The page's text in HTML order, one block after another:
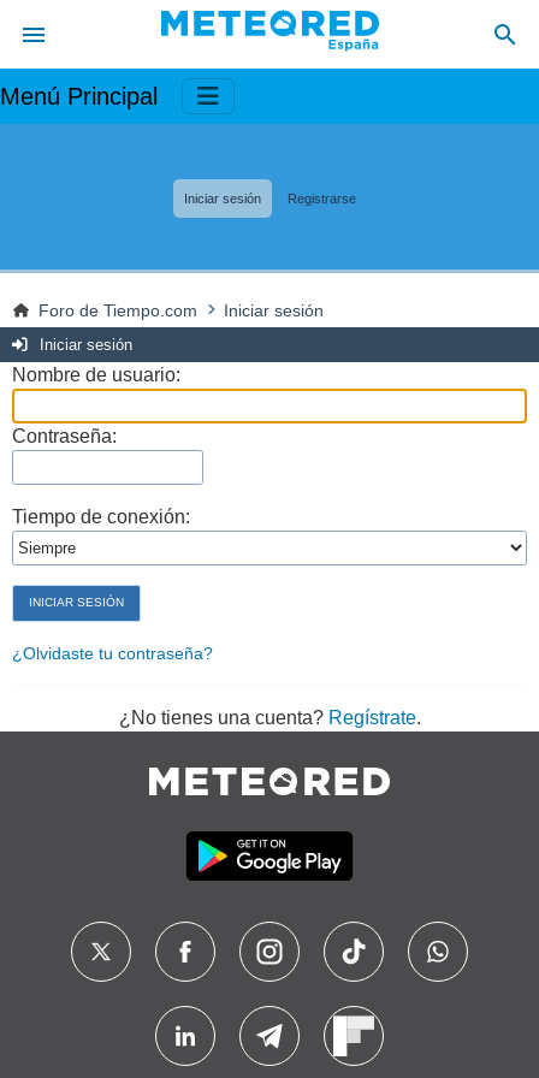
Menú Principal
Iniciar sesión Registrarse
Foro de Tiempo.com Iniciar sesión
Iniciar sesión
Nombre de usuario:
Contraseña:
Tiempo de conexión:
¿Olvidaste tu contraseña?
¿No tienes una cuenta? Regístrate.